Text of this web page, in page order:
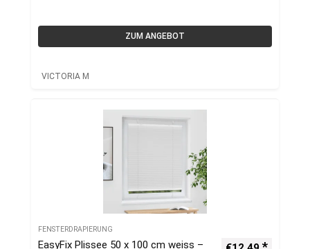
ZUM ANGEBOT
VICTORIA M
FENSTERDRAPIERUNG
EasyFix Plissee 50 x 100 cm weiss –